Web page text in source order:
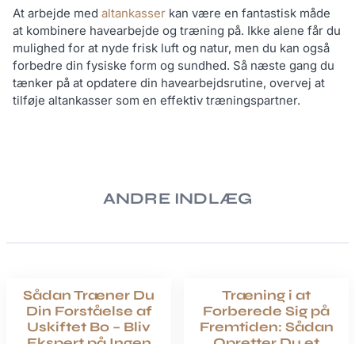
At arbejde med altankasser kan være en fantastisk måde
at kombinere havearbejde og træning på. Ikke alene får du
mulighed for at nyde frisk luft og natur, men du kan også
forbedre din fysiske form og sundhed. Så næste gang du
tænker på at opdatere din havearbejdsrutine, overvej at
tilføje altankasser som en effektiv træningspartner.
ANDRE INDLÆG
Sådan Træner Du
Din Forståelse af
Uskiftet Bo – Bliv
Træning i at
Forberede Sig på
Fremtiden: Sådan